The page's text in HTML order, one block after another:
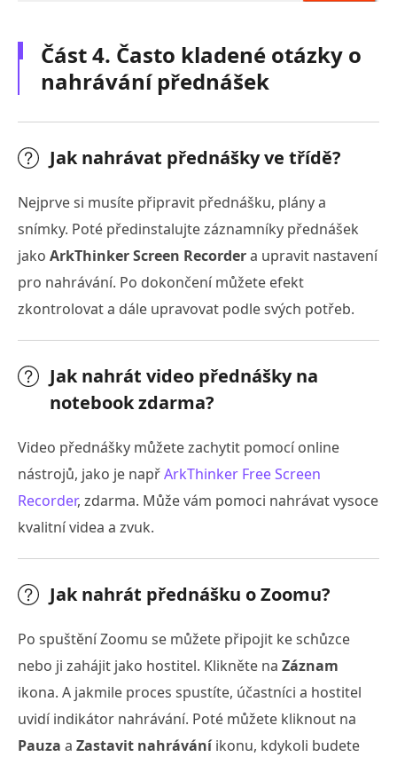
Část 4. Často kladené otázky o
nahrávání přednášek
Jak nahrávat přednášky ve třídě?
Nejprve si musíte připravit přednášku, plány a
snímky. Poté předinstalujte záznamníky přednášek
jako ArkThinker Screen Recordera upravit nastavení
pro nahrávání. Po dokončení můžete efekt
zkontrolovat a dále upravovat podle svých potřeb.
Jak nahrát video přednášky na
notebook zdarma?
Video přednášky můžete zachytit pomocí online
nástrojů, jako je napřArkThinker Free Screen
Recorder, zdarma. Může vám pomoci nahrávat vysoce
kvalitní videa a zvuk.
Jak nahrát přednášku o Zoomu?
Po spuštění Zoomu se můžete připojit ke schůzce
nebo ji zahájit jako hostitel. Klikněte na Záznam
ikona. A jakmile proces spustíte, účastníci a hostitel
uvidí indikátor nahrávání. Poté můžete kliknout na
Pauza a Zastavit nahráváníikonu, kdykoli budete